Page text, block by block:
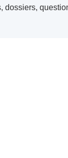
dossiers,